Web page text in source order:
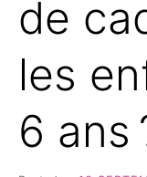
de
les
6 ans